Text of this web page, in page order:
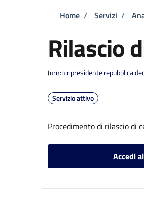
Briciole
Home / Servizi /
Rilascio
(
Servizio attivo
Procedimento di rilascio di
Accedi